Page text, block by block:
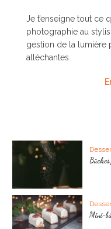
Je t’enseigne tout ce
photographie au
gestion de la lumière
alléchantes.
Mini-